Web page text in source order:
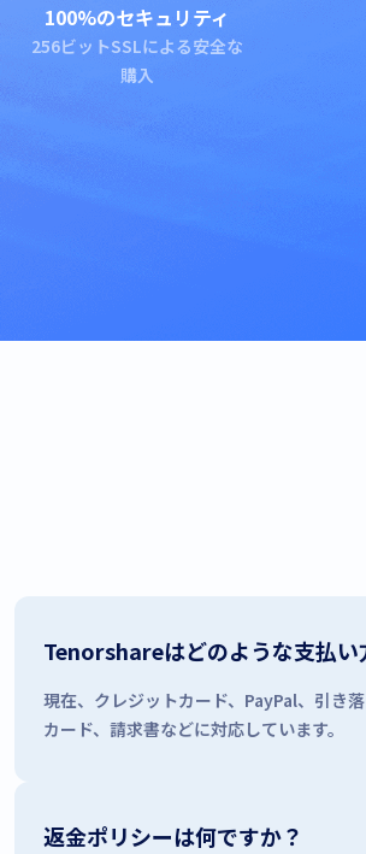
100%のセキュリティ
256ビットSSLによる安全な
購入
Tenorshareはどのような支払い
現在、クレジットカード、PayPal、引き
カード、請求書などに対応しています。
返金ポリシーは何ですか？